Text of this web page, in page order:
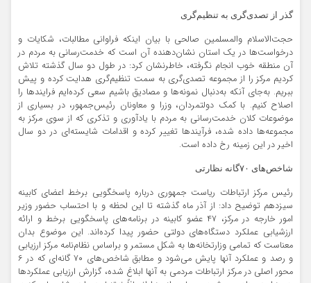
گذر از تصدی‌گری به‌ تنظیم‌گری
حجت‌الاسلام والمسلمین صالحی با بیان اینکه فراوانی مطالبات، شکایات و
درخواست‌ها در یک استان نشان‌دهنده آن است که خدمت‌رسانی به مردم در
آن منطقه خوب انجام نگرفته، خاطرنشان کرد: در طول دو سال گذشته تلاش
کردیم مرکز را از مجموعه تصدی‌گری به سمت تنظیم‌گری هدایت کرده و پیش
ببریم. به‌جای آنکه به‌دنبال نمونه‌ها و مصادیق باشیم سعی کرده‌ایم فرایندها را
اصلاح کنیم. با کمک دولتمردان، وزرا و معاونان رئیس‌جمهور، در بسیاری از
موضوعات کلان خدمت‌رسانی به مردم با یادآوری و تذکری که از سوی مرکز به
مجموعه‌ها داده شده، فرآیندها تغییر کرده و اقدامات شایسته‌ای در دو سال
اخیر در این زمینه رخ داده است.
شاخص‌های ۷۰گانه‌ نظارتی
رئیس مرکز ارتباطات ریاست جمهوری درباره پاسخگویی برخط اعضای کابینه
سیزدهم توضیح داد: از آذر ماه گذشته تا این لحظه و با احتساب حضور وزیر
امور خارجه در مرکز، ۴۷ عضو کابینه در برنامه‌های پاسخگویی برخط و ارائه
ارزشیابی عملکرد دستگاه‌های دولتی حضور پیدا کرده‌اند. این موضوع بدان
معناست که تمامی وزارتخانه‌ها به شکل مستمر و براساس نظام‌نامه مرکز ارزیابی
و رصد و عملکرد آنها پایش می‌شود و مطابق شاخص‌های ۷۰ گانه‌ای که در ۶
محور اصلی در مرکز ارتباطات مردمی به آنها ابلاغ شده، گزارش ارزیابی‌ عملکردها